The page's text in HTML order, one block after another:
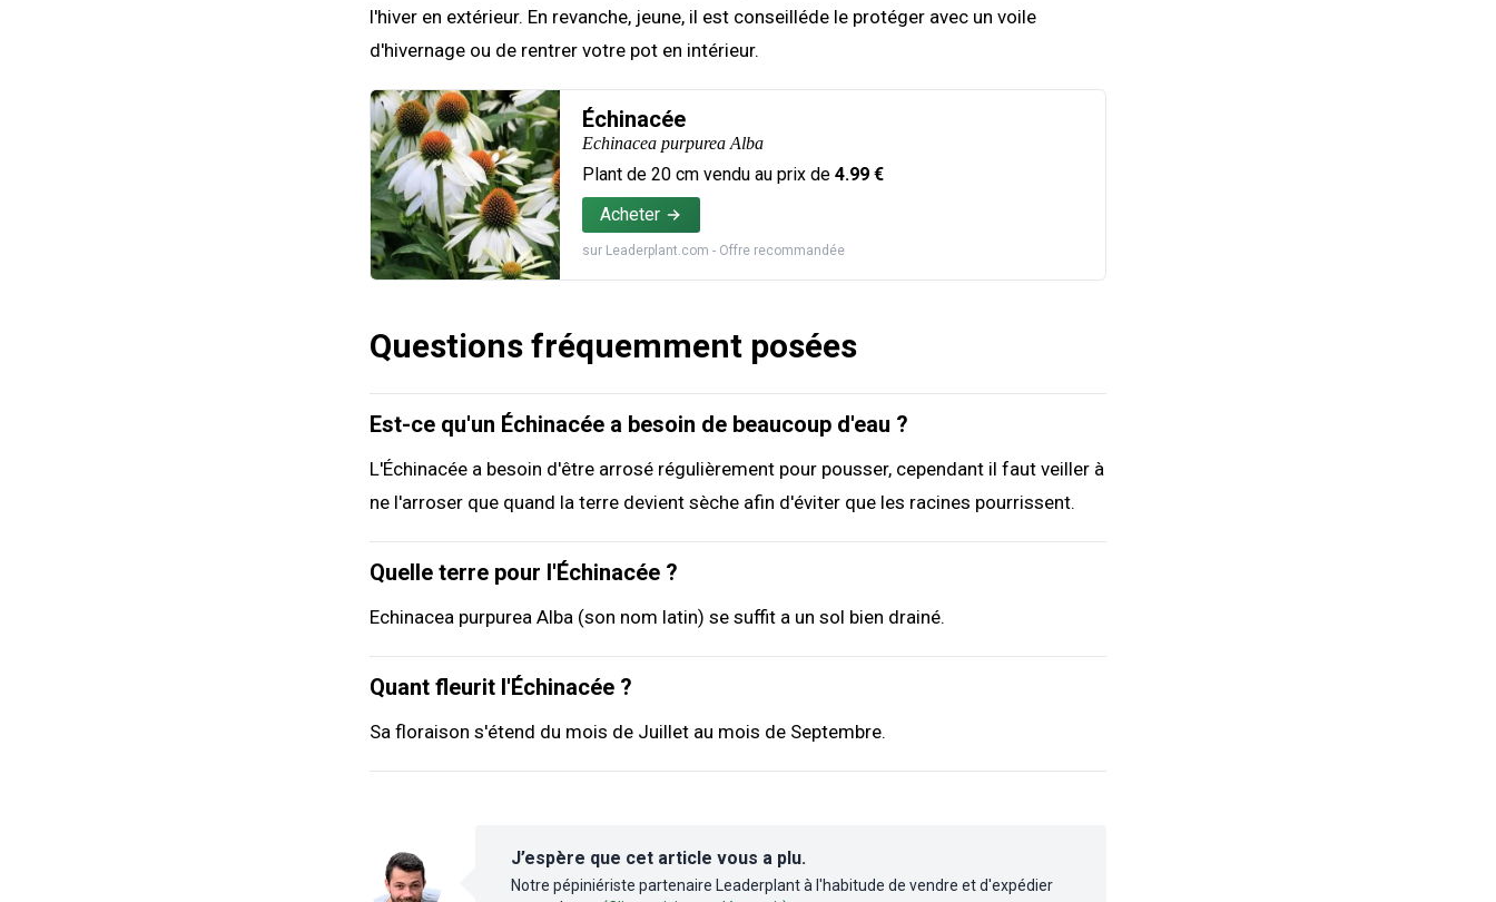
l'hiver en extérieur. En revanche, jeune, il est conseilléde le protéger avec un voile
d'hivernage ou de rentrer votre pot en intérieur.
Échinacée
Echinacea purpurea Alba
Plant de 20 cm vendu au prix de 4.99 €
Acheter
sur Leaderplant.com - Offre recommandée
Questions fréquemment posées
Est-ce qu'un Échinacée a besoin de beaucoup d'eau ?
L'Échinacée a besoin d'être arrosé régulièrement pour pousser, cependant il faut veiller à
ne l'arroser que quand la terre devient sèche afin d'éviter que les racines pourrissent.
Quelle terre pour l'Échinacée ?
Echinacea purpurea Alba (son nom latin) se suffit a un sol bien drainé.
Quant fleurit l'Échinacée ?
Sa floraison s'étend du mois de Juillet au mois de Septembre.
J’espère que cet article vous a plu.
Notre pépiniériste partenaire Leaderplant à l'habitude de vendre et d'expédier